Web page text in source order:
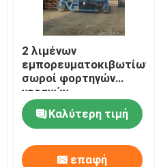
2 λιμένων
εμπορευματοκιβωτίων
σωροί φορτηγών
γερανών,
τυποποιημένος
ανυψωτικός
εξοπλισμός
εμπορευματοκιβωτίων
Καλύτερη τιμή
επαφή